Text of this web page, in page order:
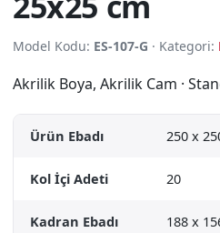
Model Kodu: ES-107-G · Kategori:
Akrilik Boya, Akrilik Cam ·
Ürün Ebadı 250 x
Kol İçi Adeti 20
Kadran Ebadı 188 x